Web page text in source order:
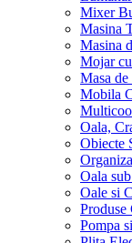
Mixer
Masina
Masina
Mojar
Masa
Mobila
Oala,
Obiecte
Oala
Oale si
Produse
Pompa